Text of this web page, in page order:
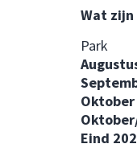
Wat zijn
Park
Oktober
Eind